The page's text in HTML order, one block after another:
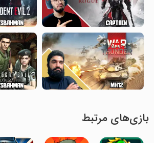
بازی‌های مرتبط